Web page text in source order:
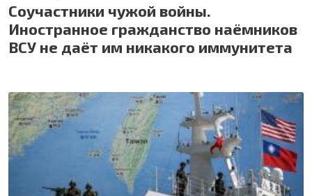
Соучастники чужой войны.
Иностранное гражданство наёмников
ВСУ не даёт им никакого иммунитета